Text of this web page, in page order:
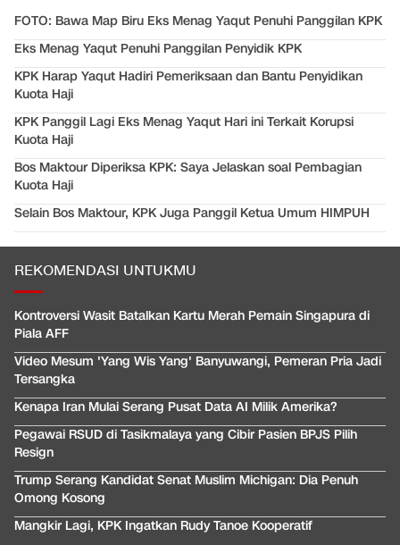
FOTO: Bawa Map Biru Eks Menag Yaqut Penuhi Panggilan KPK
Eks Menag Yaqut Penuhi Panggilan Penyidik KPK
KPK Harap Yaqut Hadiri Pemeriksaan dan Bantu Penyidikan
Kuota Haji
KPK Panggil Lagi Eks Menag Yaqut Hari ini Terkait Korupsi
Kuota Haji
Bos Maktour Diperiksa KPK: Saya Jelaskan soal Pembagian
Kuota Haji
Selain Bos Maktour, KPK Juga Panggil Ketua Umum HIMPUH
REKOMENDASI UNTUKMU
Kontroversi Wasit Batalkan Kartu Merah Pemain Singapura di
Piala AFF
Video Mesum 'Yang Wis Yang' Banyuwangi, Pemeran Pria Jadi
Tersangka
Kenapa Iran Mulai Serang Pusat Data AI Milik Amerika?
Pegawai RSUD di Tasikmalaya yang Cibir Pasien BPJS Pilih
Resign
Trump Serang Kandidat Senat Muslim Michigan: Dia Penuh
Omong Kosong
Mangkir Lagi, KPK Ingatkan Rudy Tanoe Kooperatif